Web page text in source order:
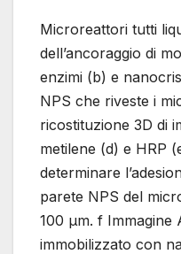
Microreattori tutti
dell’ancoraggio di
enzimi (b) e
NPS che riveste i
ricostituzione 3D di
metilene (d) e HRP
determinare
parete NPS del
100 μm. f Immagine
immobilizzato con